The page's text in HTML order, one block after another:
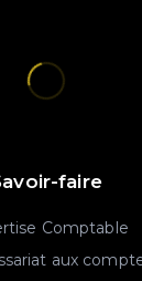
faire
Comptable
aux